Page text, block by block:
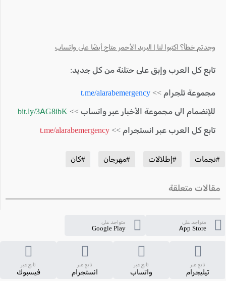
وجدتم خطأ؟ اكتبوا لنا | البريد الأحمر متاح أيضًا على واتساب
تابع كل العرب وإبق على حتلنة من كل جديد:
مجموعة تلجرام >> t.me/alarabemergency
للإنضمام الى مجموعة الأخبار عبر واتساب >> bit.ly/3AG8ibK
تابع كل العرب عبر انستجرام >> t.me/alarabemergency
#نجمات #إطلالات #مهرجان #كان
مقالات متعلقة
متواجد على
App Store
متواجد على
Google Play
تابع عبر
تيليجرام
تابع عبر
واتساب
تابع عبر
انستجرام
تابع عبر
فيسبوك